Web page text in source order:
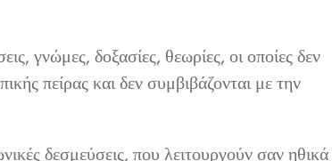
γνώμες, δοξασίες, θεωρίες, οι οποίες δεν
πείρας και δεν συμβιβάζονται με την
δεσμεύσεις, που λειτουργούν σαν ηθικά